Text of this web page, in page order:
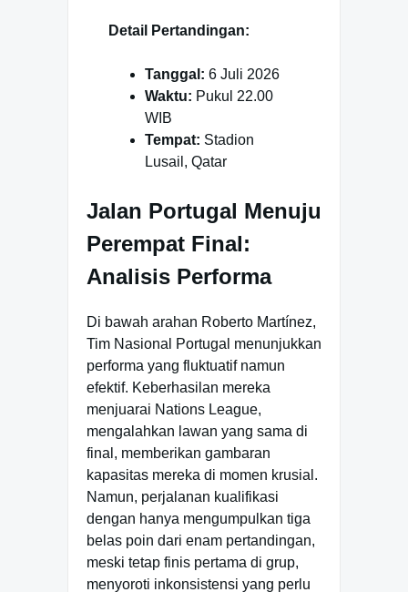
Detail Pertandingan:
Tanggal: 6 Juli 2026
Waktu: Pukul 22.00
WIB
Tempat: Stadion
Lusail, Qatar
Jalan Portugal Menuju
Perempat Final:
Analisis Performa
Di bawah arahan Roberto Martínez,
Tim Nasional Portugal menunjukkan
performa yang fluktuatif namun
efektif. Keberhasilan mereka
menjuarai Nations League,
mengalahkan lawan yang sama di
final, memberikan gambaran
kapasitas mereka di momen krusial.
Namun, perjalanan kualifikasi
dengan hanya mengumpulkan tiga
belas poin dari enam pertandingan,
meski tetap finis pertama di grup,
menyoroti inkonsistensi yang perlu